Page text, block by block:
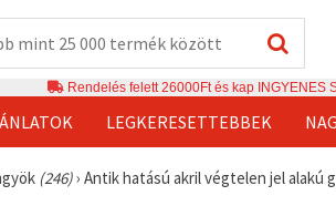
Rendelés felett 26000Ft és kap INGYENES
LEGKERESETTEBBEK
(246)› Antik hatású akril végtelen jel alakú